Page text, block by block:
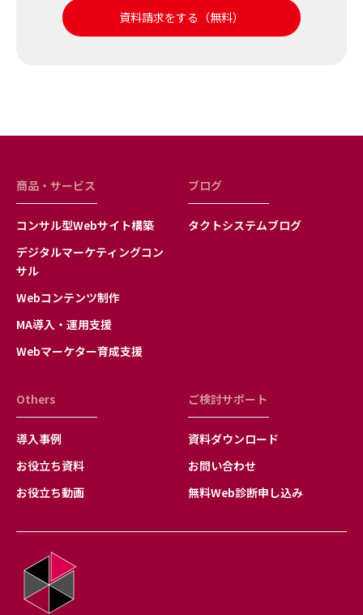
り、当社の委託先に預託することはありません。
5.個人情報の提供の任意性と提供いただけなかった
さい。
6.個人情報の利用目的の通知、開示、内容の訂正・
追加・削除、利用の停止、消去または第三者への提
供の停止
「開示」「内容の訂正、追加、削除」「利用の停
止、消去および第三者への提供の停止」を希望され
的な範囲内で適切に対応いたします。下記の「７．
い。必要な手続きについてご案内いたします。
7.個人情報に関するお問合せ先
電話：03-3200-0490（代）
タクトシステム株式会社
商品・サービス
コンサル型Webサイト構築
デジタルマーケティングコン
サル
Webコンテンツ制作
MA導入・運用支援
Webマーケター育成支援
ブログ
タクトシステムブログ
Others
導入事例
お役立ち資料
お役立ち動画
ご検討サポート
資料ダウンロード
お問い合わせ
無料Web診断申し込み